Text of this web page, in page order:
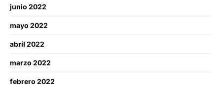
junio 2022
mayo 2022
abril 2022
marzo 2022
febrero 2022